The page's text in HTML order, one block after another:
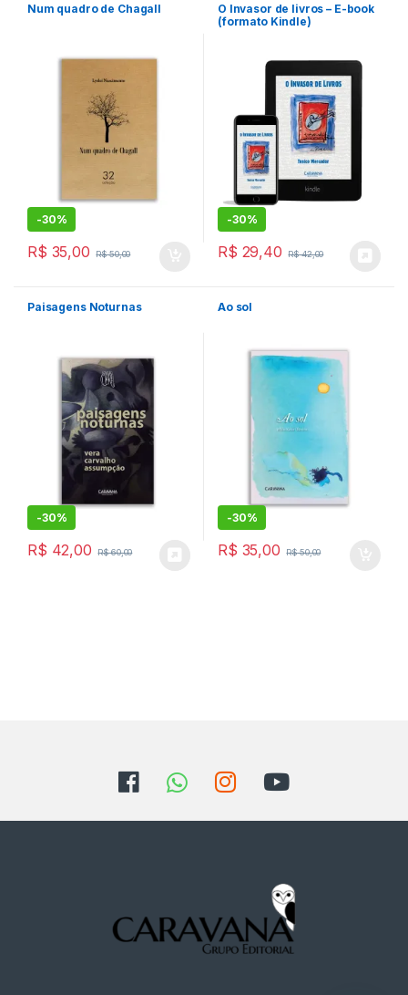
Num quadro de Chagall
-30%
R$ 35,00 R$50,00
O Invasor de livros – E-book
(formato Kindle)
-30%
R$ 29,40 R$42,00
Paisagens Noturnas
-30%
R$ 42,00 R$60,00
Ao sol
-30%
R$ 35,00 R$50,00